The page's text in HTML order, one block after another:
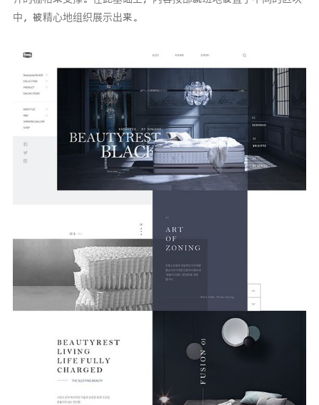
中，被精心地组织展示出来。